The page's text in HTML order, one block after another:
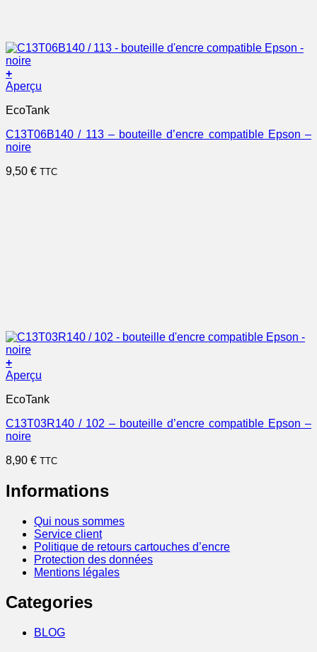
+
Aperçu
EcoTank
C13T06B140 / 113 – bouteille d’encre compatible Epson –
noire
9,50 € TTC
+
Aperçu
EcoTank
C13T03R140 / 102 – bouteille d’encre compatible Epson –
noire
8,90 € TTC
Informations
Qui nous sommes
Service client
Politique de retours cartouches d’encre
Protection des données
Mentions légales
Categories
BLOG